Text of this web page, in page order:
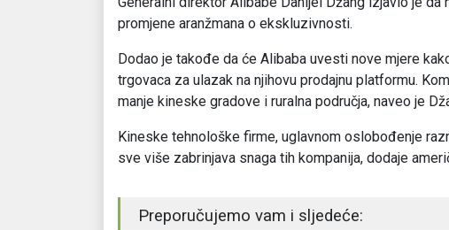
promjene aranžmana o ekskluzivnosti.
Dodao je takođe da će Alibaba uvesti nove mjere
trgovaca za ulazak na njihovu prodajnu platformu.
manje kineske gradove i ruralna područja, naveo je
Kineske tehnološke firme, uglavnom oslobođenje
sve više zabrinjava snaga tih kompanija, dodaje
Preporučujemo vam i sljedeće: